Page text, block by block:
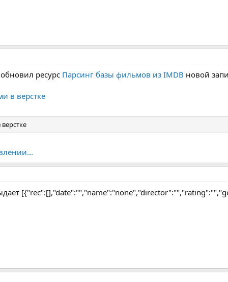
ресурс Парсинг базы фильмов из IMDB новой
в верстке